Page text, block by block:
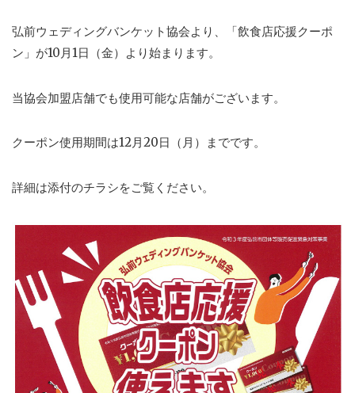
弘前ウェディングバンケット協会より、「飲食店応援クーポ
ン」が10月1日（金）より始まります。
当協会加盟店舗でも使用可能な店舗がございます。
クーポン使用期間は12月20日（月）までです。
詳細は添付のチラシをご覧ください。